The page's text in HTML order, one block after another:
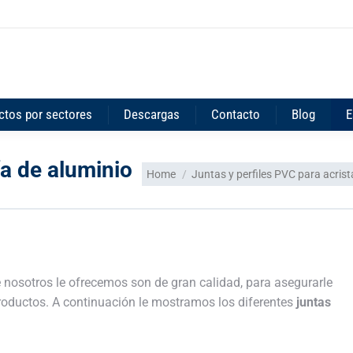
por sectores Descargas Contacto Blog
de aluminio You are here:
Home Juntas y perfiles PVC para
nosotros le ofrecemos son de gran calidad, para asegurarle
A continuación le mostramos los diferentes juntas